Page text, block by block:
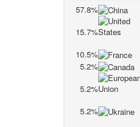
57.8%
15.7%
10.5%
5.2%
5.2%
5.2%